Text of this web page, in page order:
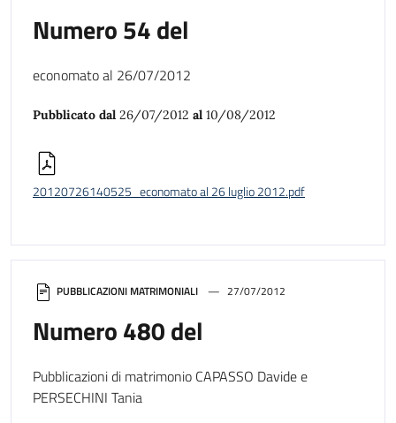
PUBBLICAZIONI MATRIMONIALI 27/07/2012
Numero 480 del
Pubblicazioni di matrimonio CAPASSO Davide e
PERSECHINI Tania
Numero 54 del
economato al 26/07/2012
Pubblicato dal 26/07/2012 al 10/08/2012
20120726140525_economato al 26 luglio 2012.pdf